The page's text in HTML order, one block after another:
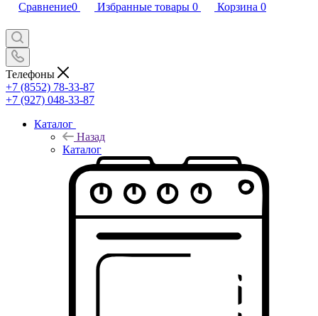
Сравнение0 Избранные товары 0 Корзина 0
Телефоны
+7 (8552) 78-33-87
+7 (927) 048-33-87
Каталог
Назад
Каталог